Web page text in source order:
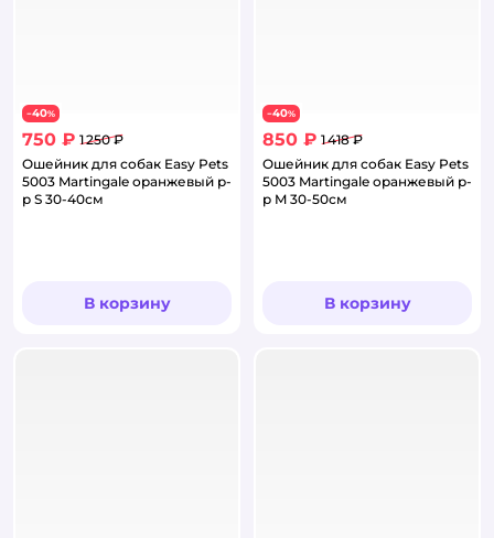
−40%
750 ₽ 1 250 ₽
Ошейник для собак Easy Pets
5003 Martingale оранжевый р-
р S 30-40см
В корзину
−40%
850 ₽ 1 418 ₽
Ошейник для собак Easy Pets
5003 Martingale оранжевый р-
р M 30-50см
В корзину